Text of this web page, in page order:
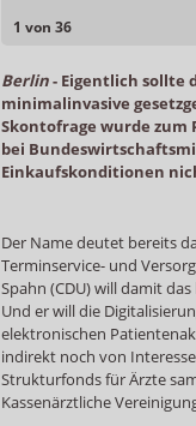
1 von 36
Berlin- Eigentlich sollte
minimalinvasive
Skontofrage wurde zum
bei
Einkaufskonditionen
Der Name deutet bereits
Terminservice- und
Spahn (CDU) will damit
Und er will die
elektronischen
indirekt noch von
Strukturfonds für Ärzte
Kassenärztliche